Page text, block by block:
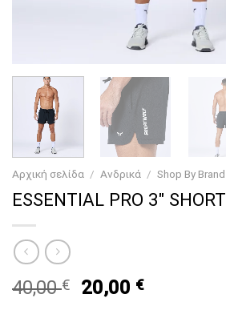
Αρχική σελίδα / Ανδρικά / Shop By Brand
ESSENTIAL PRO 3″
40,00€
Original
20,00 €Current